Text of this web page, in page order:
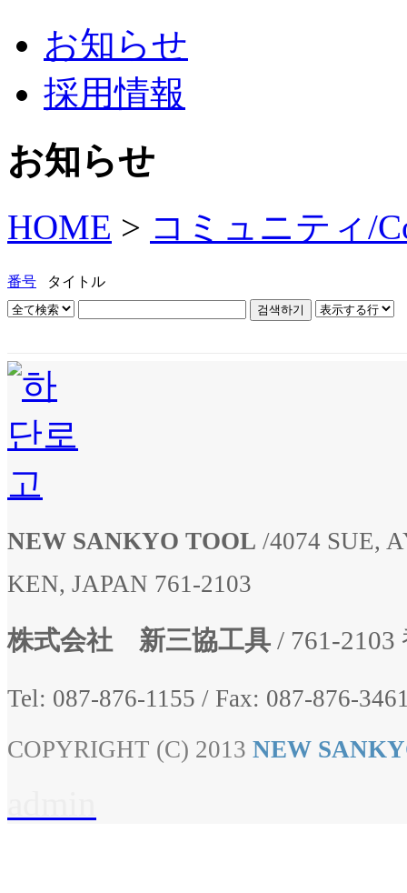
お知らせ
採用情報
お知らせ
HOME > コミュニティ/
番号 タイトル
NEW SANKYO TOOL /4074 SUE,
KEN, JAPAN 761-2103
株式会社 新三協工具 / 761-
Tel: 087-876-1155 / Fax: 087-876-
COPYRIGHT (C) 2013 NEW